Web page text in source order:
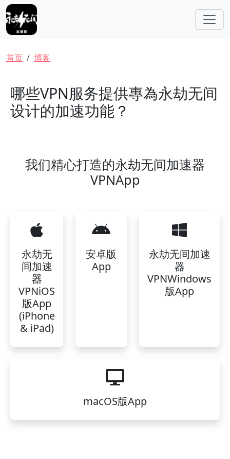
跳转到主要内容
面包屑
首页 博客
哪些VPN服务提供專為永劫无间
设计的加速功能？
我们精心打造的永劫无间加速器
VPNApp
永劫无
间加速
器
VPNiOS
版App
(iPhone
& iPad)
安卓版
App
永劫无间加速
器
VPNWindows
版App
macOS版App